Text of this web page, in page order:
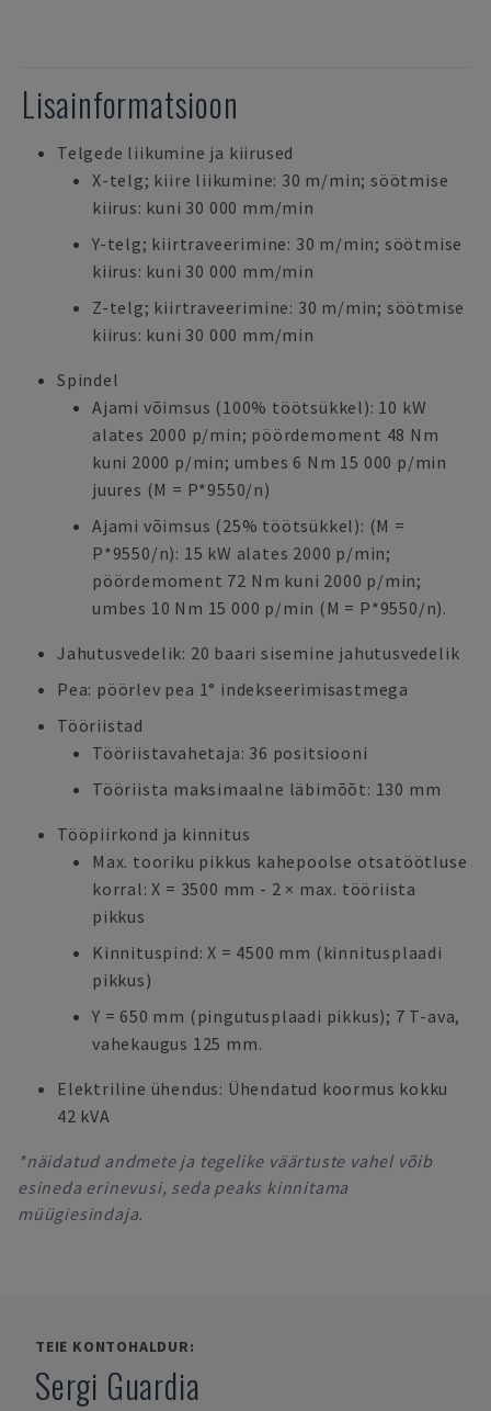
Lisainformatsioon
Telgede liikumine ja kiirused
X-telg; kiire liikumine: 30 m/min; söötmise
kiirus: kuni 30 000 mm/min
Y-telg; kiirtraveerimine: 30 m/min; söötmise
kiirus: kuni 30 000 mm/min
Z-telg; kiirtraveerimine: 30 m/min; söötmise
kiirus: kuni 30 000 mm/min
Spindel
Ajami võimsus (100% töötsükkel): 10 kW
alates 2000 p/min; pöördemoment 48 Nm
kuni 2000 p/min; umbes 6 Nm 15 000 p/min
juures (M = P*9550/n)
Ajami võimsus (25% töötsükkel): (M =
P*9550/n): 15 kW alates 2000 p/min;
pöördemoment 72 Nm kuni 2000 p/min;
umbes 10 Nm 15 000 p/min (M = P*9550/n).
Jahutusvedelik: 20 baari sisemine jahutusvedelik
Pea: pöörlev pea 1° indekseerimisastmega
Tööriistad
Tööriistavahetaja: 36 positsiooni
Tööriista maksimaalne läbimõõt: 130 mm
Tööpiirkond ja kinnitus
Max. tooriku pikkus kahepoolse otsatöötluse
korral: X = 3500 mm - 2 × max. tööriista
pikkus
Kinnituspind: X = 4500 mm (kinnitusplaadi
pikkus)
Y = 650 mm (pingutusplaadi pikkus); 7 T-ava,
vahekaugus 125 mm.
Elektriline ühendus: Ühendatud koormus kokku
42 kVA
*näidatud andmete ja tegelike väärtuste vahel võib
esineda erinevusi, seda peaks kinnitama
müügiesindaja.
TEIE KONTOHALDUR:
Sergi Guardia